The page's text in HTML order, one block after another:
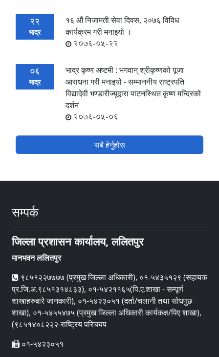
22
भाद्र
१६ औं निजामती सेवा दिवस, २०७६ विविध
कार्यक्रम गरी मनाइयो ।
2076-05-22
06
भाद्र
भाद्र कृष्ण अष्टमी : भगवान् श्रीकृष्णको पूजा
आराधना गरी मनाइयो - सम्माननीय राष्ट्रपति
विद्यादेवी भण्डारीज्यूद्वारा पाटनस्थित कृष्ण मन्दिरको
दर्शन
2076-05-06
सबै हेर्नुहोस
सम्पर्क
जिल्ला प्रशासन कार्यालय, ललितपुर
मानभवन ललितपुर
९८५१२२७७७७ (प्रमुख जिल्ला अधिकारी), ०१-५४३५१२९ (सहायक
प्र.जि.अ.९८५१३१४८३३), ०१-५४२११६५(पि.ए.शाखा - सम्पूर्ण
शाखाहरुबारे जानकारी), ०१-५४२३०५१ (दर्ता/चलानी तथा सोधपुछ
शाखा), ०१-५४५५४७५ (प्रमुख जिल्ला अधिकारी कार्यकक्ष/पिए शाखा),
(९८५१४०८२२२-राष्ट्रिय परिचयप
०१-५४२३०५१